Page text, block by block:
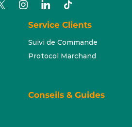
Service Clients
Suivi de Commande
Protocol Marchand
Conseils & Guides